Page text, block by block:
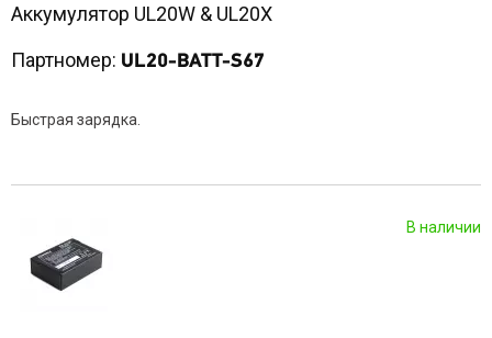
Аккумулятор UL20W & UL20X
Партномер: UL20-BATT-S67
Быстрая зарядка.
В наличии